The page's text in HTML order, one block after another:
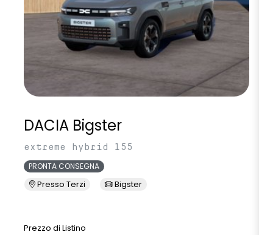
DACIA Bigster
extreme hybrid 155
PRONTA CONSEGNA
Presso Terzi Bigster
Prezzo di Listino